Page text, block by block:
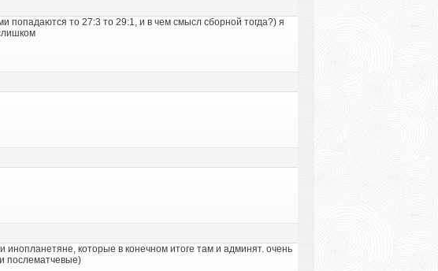
попадаются то 27:3 то 29:1, и в чем смысл сборной тогда?) я
которые в конечном итоге там и админят. очень
послематчевые)